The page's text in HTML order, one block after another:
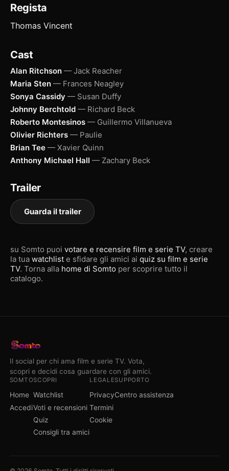
Regista
Thomas Vincent
Cast
Alan Ritchson — Jack Reacher
Maria Sten — Frances Neagley
Sonya Cassidy — Susan Duffy
Johnny Berchtold — Richard Beck
Roberto Montesinos — Guillermo Villanueva
Olivier Richters — Paulie
Brian Tee — Xavier Quinn
Anthony Michael Hall — Zachary Beck
Trailer
Guarda il trailer
su Somto puoi votare e recensire film e serie TV, creare
la tua watchlist e sfidare gli amici ai quiz su film e serie
TV. Torna alla home di Somto per scoprire tutto il
catalogo.
Il social per chi ama film e serie TV. Vota,
scopri e decidi cosa guardare con gli amici.
SOMTO
Home
Accedi
SCOPRI
Watchlist
Voti e recensioni
Quiz
Consigli tra amici
LEGALE
Privacy
Termini
Cookie
SUPPORTO
Centro assistenza